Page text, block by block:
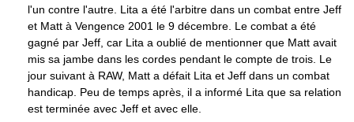
l'un contre l'autre. Lita a été l'arbitre dans un combat entre Jeff
et Matt à Vengence 2001 le 9 décembre. Le combat a été
gagné par Jeff, car Lita a oublié de mentionner que Matt avait
mis sa jambe dans les cordes pendant le compte de trois. Le
jour suivant à RAW, Matt a défait Lita et Jeff dans un combat
handicap. Peu de temps après, il a informé Lita que sa relation
est terminée avec Jeff et avec elle.